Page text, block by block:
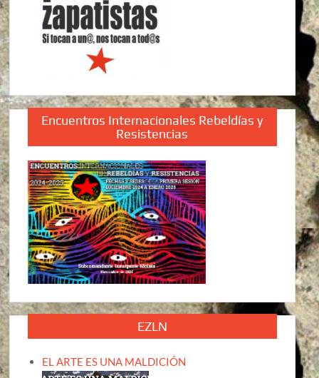
Encuentros Internacionales Rebeldías y
Resistencias
EZLN
EL ARTE ES UNA MALDICIÓN